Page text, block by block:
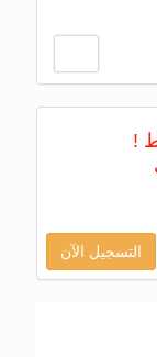
!
التسجيل الآن